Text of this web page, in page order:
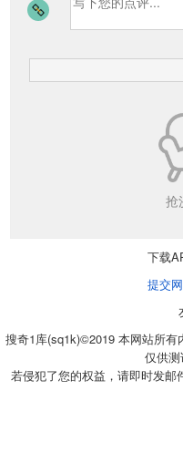
抢
下载
提交
搜奇1库(sq1k)©2019 本网站所有
仅供测
若侵犯了您的权益，请即时发